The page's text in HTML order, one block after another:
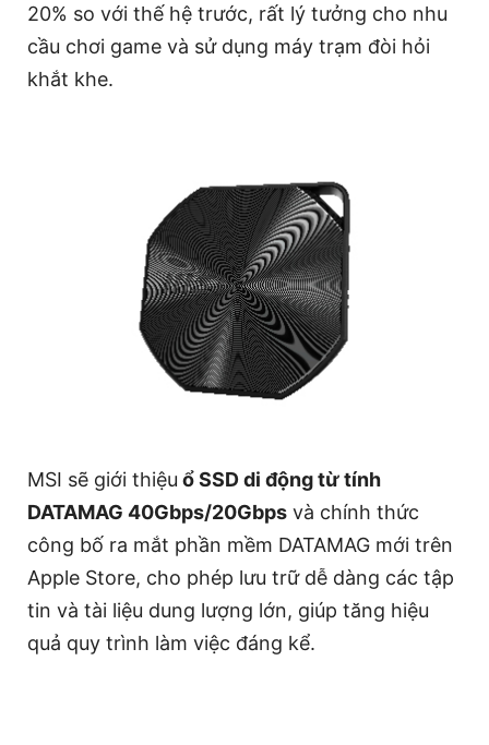
20% so với thế hệ trước, rất lý tưởng cho nhu
cầu chơi game và sử dụng máy trạm đòi hỏi
khắt khe.
MSI sẽ giới thiệu ổ SSD di động từ tính
DATAMAG 40Gbps/20Gbps và chính thức
công bố ra mắt phần mềm DATAMAG mới trên
Apple Store, cho phép lưu trữ dễ dàng các tập
tin và tài liệu dung lượng lớn, giúp tăng hiệu
quả quy trình làm việc đáng kể.